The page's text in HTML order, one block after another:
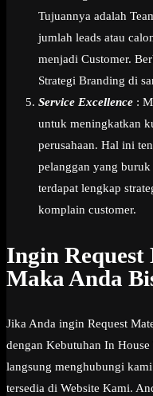
Tujuannya adalah
jumlah leads atau
menjadi Customer.
Strategi Branding di
Service Excellence :
untuk meningkatkan
perusahaan. Hal ini
pelanggan yang
terdapat lengkap
komplain customer.
Ingin
Maka Anda
Jika Anda ingin Request
dengan Kebutuhan In
langsung menghubungi
tersedia di Website Kami.